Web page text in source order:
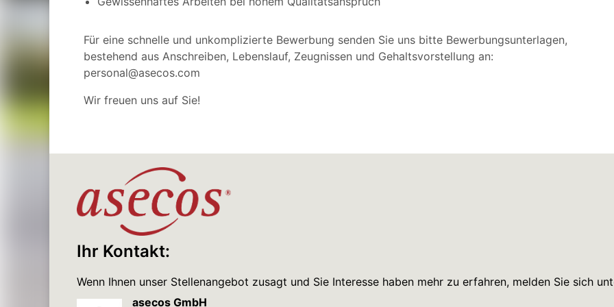
Für eine schnelle und unkomplizierte Bewerbung senden Sie uns bitte Bewerbungsunterlagen,
bestehend aus Anschreiben, Lebenslauf, Zeugnissen und Gehaltsvorstellung an:
personal@asecos.com
Wir freuen uns auf Sie!
Ihr Kontakt:
Wenn Ihnen unser Stellenangebot zusagt und Sie Interesse haben mehr zu erfahren, melden Sie sich
asecos GmbH